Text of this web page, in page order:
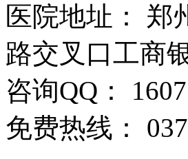
医院地址： 郑
路交叉口工商
咨询QQ：
免费热线：